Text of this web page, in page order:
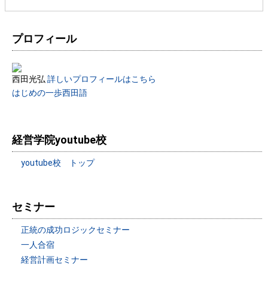
プロフィール
西田光弘 詳しいプロフィールはこちら
はじめの一歩西田語
経営学院youtube校
youtube校 トップ
セミナー
正統の成功ロジックセミナー
一人合宿
経営計画セミナー